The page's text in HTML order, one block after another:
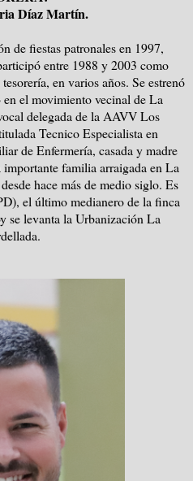
Díaz Martín.
de fiestas patronales en 1997,
entre 1988 y 2003 como
en varios años. Se estrenó
el movimiento vecinal de La
delegada de la AAVV Los
Tecnico Especialista en
de Enfermería, casada y madre
familia arraigada en La
hace más de medio siglo. Es
el último medianero de la finca
se levanta la Urbanización La